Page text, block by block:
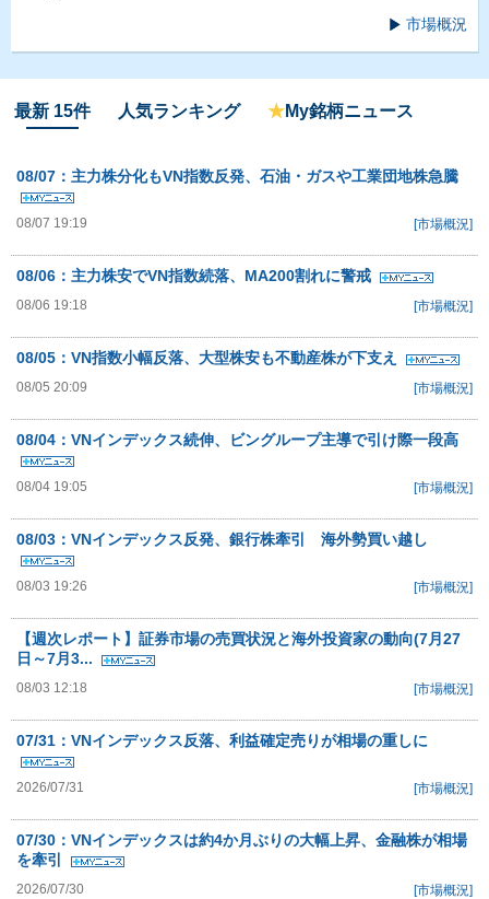
市場概況
最新 15件 人気ランキング ★My銘柄ニュース
08/07：主力株分化もVN指数反発、石油・ガスや工業団地株急騰
08/07 19:19 [市場概況]
08/06：主力株安でVN指数続落、MA200割れに警戒
08/06 19:18 [市場概況]
08/05：VN指数小幅反落、大型株安も不動産株が下支え
08/05 20:09 [市場概況]
08/04：VNインデックス続伸、ビングループ主導で引け際一段高
08/04 19:05 [市場概況]
08/03：VNインデックス反発、銀行株牽引 海外勢買い越し
08/03 19:26 [市場概況]
【週次レポート】証券市場の売買状況と海外投資家の動向(7月27
日～7月3...
08/03 12:18 [市場概況]
07/31：VNインデックス反落、利益確定売りが相場の重しに
2026/07/31 [市場概況]
07/30：VNインデックスは約4か月ぶりの大幅上昇、金融株が相場
を牽引
2026/07/30 [市場概況]